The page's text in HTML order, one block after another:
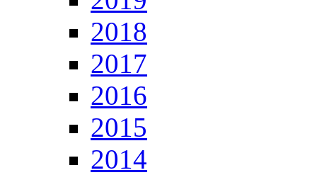
2018
2017
2016
2015
2014